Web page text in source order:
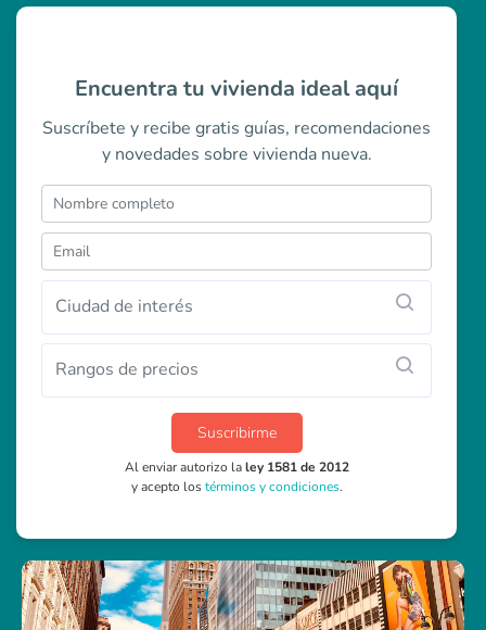
Encuentra tu vivienda ideal aquí
Suscríbete y recibe gratis guías, recomendaciones
y novedades sobre vivienda nueva.
Ciudad de interés
Rangos de precios
Suscribirme
Al enviar autorizo laley 1581 de 2012
y acepto lostérminos y condiciones.